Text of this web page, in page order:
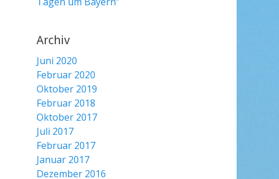
Archiv
Juni 2020
Februar 2020
Oktober 2019
Februar 2018
Oktober 2017
Juli 2017
Februar 2017
Januar 2017
Dezember 2016